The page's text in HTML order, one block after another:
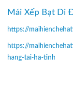
Mái Xếp Bạt Di
https://
https://
hang-tai-ha-tinh